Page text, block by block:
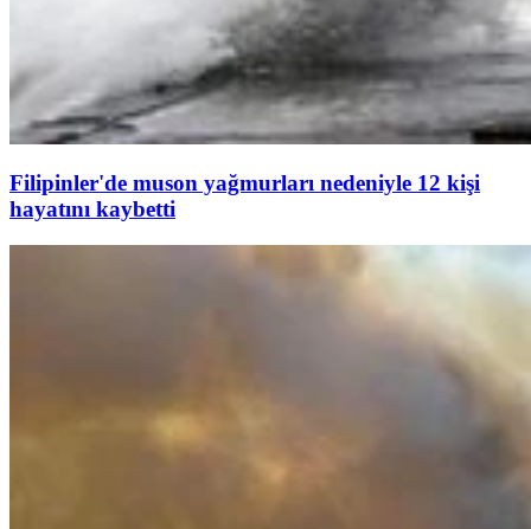
Filipinler'de muson yağmurları nedeniyle 12 kişi
hayatını kaybetti